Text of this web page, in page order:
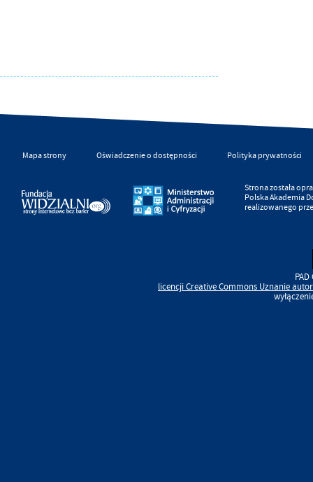
Mapa strony Oświadczenie o dostępności Polityka prywatności
Strona została
Polska Akademia
realizowanego
licencjiCreative Commons Uznanie